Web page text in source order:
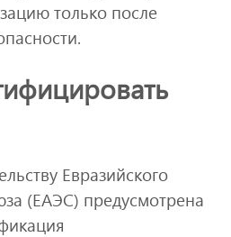
только после
Евразийского
(ЕАЭС) предусмотрена